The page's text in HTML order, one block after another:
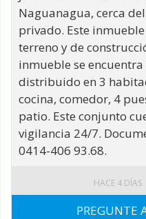
Naguanagua, cerca
privado. Este
terreno y de
inmueble se
distribuido en 3
cocina, comedor, 4
patio. Este conjunto
vigilancia 24/7.
0414-406 93.68.
PREGUNTE
HACE 4 DÍAS